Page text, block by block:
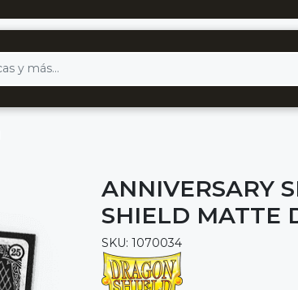
ANNIVERSARY
SHIELD MATTE
SKU: 1070034